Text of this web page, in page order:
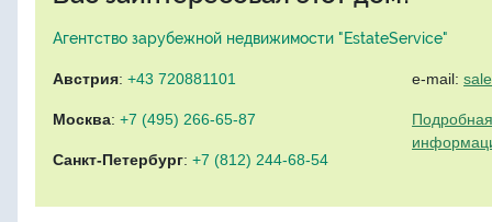
Агентство зарубежной недвижимости "EstateService"
Австрия: +43 720881101
Москва: +7 (495) 266-65-87
Санкт-Петербург: +7 (812) 244-68-54
e-mail: